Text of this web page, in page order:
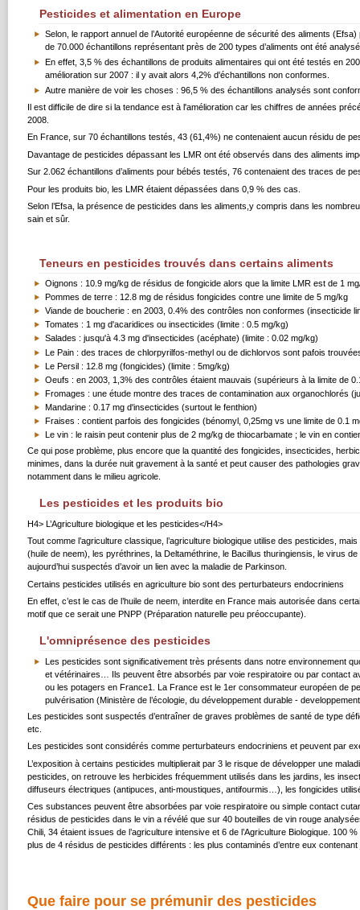
Pesticides et alimentation en Europe
Selon, le rapport annuel de l’Autorité européenne de sécurité des aliments
de 70.000 échantillons représentant près de 200 types d’aliments ont été
En effet, 3,5 % des échantillons de produits alimentaires qui ont été testés en
amélioration sur 2007 : il y avait alors 4,2% d'échantillons non conformes.
Autre manière de voir les choses : 96,5 % des échantillons analysés sont
Il est difficile de dire si la tendance est à l'amélioration car les chiffres de années
2008.
En France, sur 70 échantillons testés, 43 (61,4%) ne contenaient aucun résidu de
Davantage de pesticides dépassant les LMR ont été observés dans des aliments
Sur 2.062 échantillons d’aliments pour bébés testés, 76 contenaient des traces de
Pour les produits bio, les LMR étaient dépassées dans 0,9 % des cas.
Selon l’Efsa, la présence de pesticides dans les aliments,y compris dans les
sain et sûr.
Teneurs en pesticides trouvés dans certains aliments
Oignons : 10.9 mg/kg de résidus de fongicide alors que la limite LMR est de 1
Pommes de terre : 12.8 mg de résidus fongicides contre une limite de 5 mg/kg
Viande de boucherie : en 2003, 0.4% des contrôles non conformes (insecticide
Tomates : 1 mg d'acaridices ou insecticides (limite : 0.5 mg/kg)
Salades : jusqu'à 4.3 mg d'insecticides (acéphate) (limite : 0.02 mg/kg)
Le Pain : des traces de chlorpyrilfos-methyl ou de dichlorvos sont pafois
Le Persil : 12.8 mg (fongicides) (limite : 5mg/kg)
Oeufs : en 2003, 1,3% des contrôles étaient mauvais (supérieurs à la limite de
Fromages : une étude montre des traces de contamination aux organochlorés
Mandarine : 0.17 mg d'insecticides (surtout le fenthion)
Fraises : contient parfois des fongicides (bénomyl, 0,25mg vs une limite de 0.1
Le vin : le raisin peut contenir plus de 2 mg/kg de thiocarbamate ; le vin en
Ce qui pose problème, plus encore que la quantité des fongicides, insecticides,
minimes, dans la durée nuit gravement à la santé et peut causer des pathologies
notamment dans le milieu agricole.
Les pesticides et les produits bio
H4> L’Agriculture biologique et les pesticides</H4>
Tout comme l’agriculture classique, l’agriculture biologiqueutilise des pesticides, mais
(huile de neem), les pyréthrines, la Deltaméthrine, le Bacillus thuringiensis, le virus
aujourd’hui suspectés d’avoir un lien avec la maladie de Parkinson.
Certains pesticides utilisés en agriculture bio sont des perturbateurs endocriniens
En effet, c’est le cas de l’huile de neem, interdite en France mais autorisée dans
motif que ce serait une PNPP (Préparation naturelle peu préoccupante).
L'omniprésence des pesticides
Les pesticides sont significativement très présents dans notre environnement
et vétérinaires… Ils peuvent être absorbés par voie respiratoire ou par contact
ou les potagers en France1. La France est le 1er consommateur européen de
pulvérisation (Ministère de l’écologie, du développement durable -
Les pesticides sont suspectés d’entraîner de graves problèmes de santé de type
etc.
Les pesticides sont considérés comme perturbateurs endocriniens et peuvent par
L’exposition à certains pesticides multiplierait par 3 le risque de développer une
pesticides, on retrouve les herbicides fréquemment utilisés dans les jardins, les
diffuseurs électriques (antipuces, anti-moustiques, antifourmis…), les fongicides
Ces substances peuvent être absorbées par voie respiratoire ou simple contact
résidus de pesticides dans le vin a révélé que sur 40 bouteilles de vin rouge
Chili, 34 étaient issues de l’agriculture intensive et 6 de l’Agriculture Biologique.
plus de 4 résidus de pesticides différents : les plus contaminés d’entre eux
Que faire pour se prémunir des pesticides